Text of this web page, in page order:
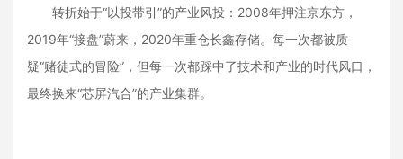
转折始于“以投带引”的产业风投：2008年押注京东方，
2019年“接盘”蔚来，2020年重仓长鑫存储。每一次都被质
疑“赌徒式的冒险”，但每一次都踩中了技术和产业的时代风口，
最终换来“芯屏汽合”的产业集群。